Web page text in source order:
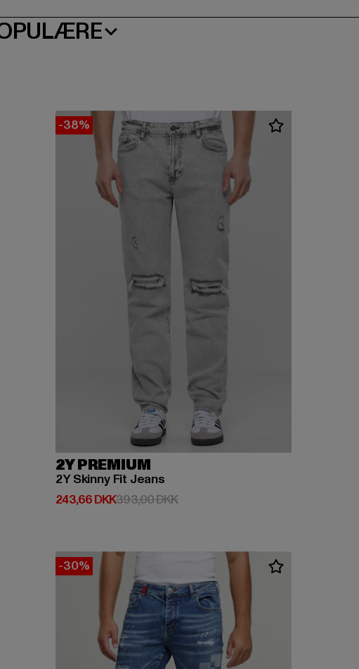
-38%
2Y PREMIUM
2Y Skinny Fit Jeans
243,66 DKK
Nuværende pris: 243,66 DKK
393,00 DKKKampagnepris: 393,00 DKK
-30%